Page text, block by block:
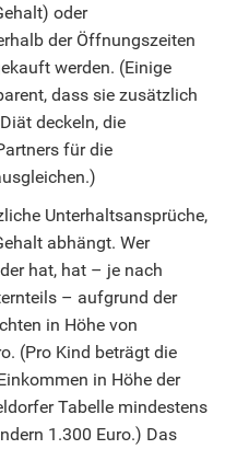
oder
der Öffnungszeiten
werden. (Einige
dass sie zusätzlich
deckeln, die
für die
Unterhaltsansprüche,
abhängt. Wer
hat, hat – je nach
– aufgrund der
in Höhe von
(Pro Kind beträgt die
in Höhe der
Tabelle mindestens
1.300 Euro.) Das